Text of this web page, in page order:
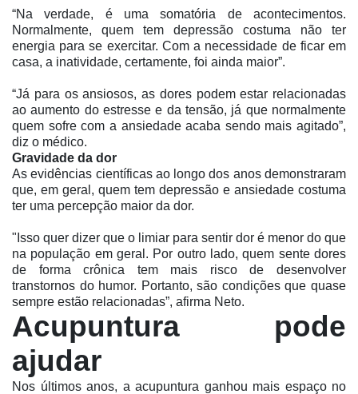
“Na verdade, é uma somatória de acontecimentos.
Normalmente, quem tem depressão costuma não ter
energia para se exercitar. Com a necessidade de ficar em
casa, a inatividade, certamente, foi ainda maior”.
“Já para os ansiosos, as dores podem estar relacionadas
ao aumento do estresse e da tensão, já que normalmente
quem sofre com a ansiedade acaba sendo mais agitado”,
diz o médico.
Gravidade da dor
As evidências científicas ao longo dos anos demonstraram
que, em geral, quem tem depressão e ansiedade costuma
ter uma percepção maior da dor.
"Isso quer dizer que o limiar para sentir dor é menor do que
na população em geral. Por outro lado, quem sente dores
de forma crônica tem mais risco de desenvolver
transtornos do humor. Portanto, são condições que quase
sempre estão relacionadas”, afirma Neto.
Acupuntura pode
ajudar
Nos últimos anos, a acupuntura ganhou mais espaço no